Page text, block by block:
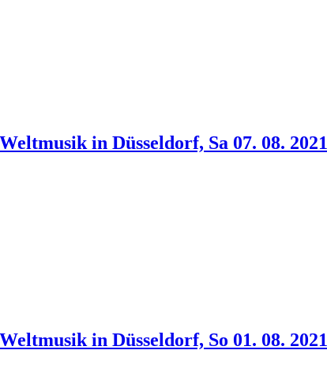
in Düsseldorf, Sa 07. 08. 2021
in Düsseldorf, So 01. 08. 2021